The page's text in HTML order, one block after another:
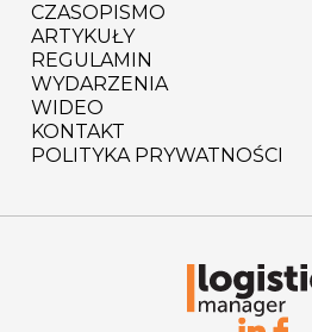
CZASOPISMO
ARTYKUŁY
REGULAMIN
WYDARZENIA
WIDEO
KONTAKT
POLITYKA PRYWATNOŚCI